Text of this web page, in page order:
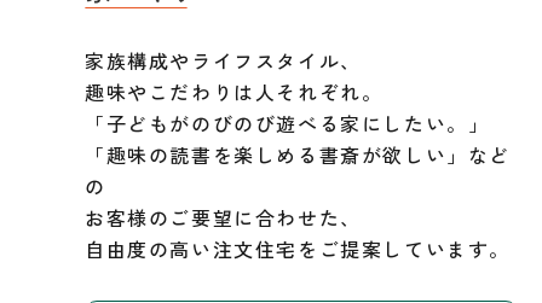
家族構成やライフスタイル、
趣味やこだわりは人それぞれ。
「子どもがのびのび遊べる家にしたい。」
「趣味の読書を楽しめる書斎が欲しい」など
の
お客様のご要望に合わせた、
自由度の高い注文住宅をご提案しています。